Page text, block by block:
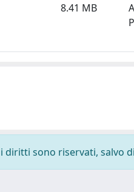
8.41 MB
sono riservati, salvo